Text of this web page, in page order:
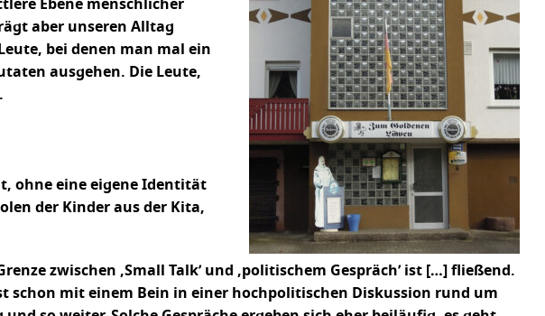
Ebene menschlicher
aber unseren Alltag
bei denen man mal ein
ausgehen. Die Leute,
ohne eine eigene Identität
der Kinder aus der Kita,
zwischen ‚Small Talk’ und ‚politischem Gespräch’ ist […] fließend.
schon mit einem Bein in einer hochpolitischen Diskussion rund um